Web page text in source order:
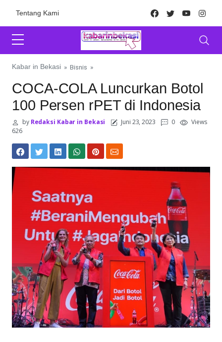
Tentang Kami Facebook
TwitterYoutube
Kabar in Bekasi » Bisnis »
COCA-COLA Luncurkan Botol
100 Persen rPET di Indonesia
byRedaksi Kabar in Bekasi Juni 23, 2023 0
Views
626